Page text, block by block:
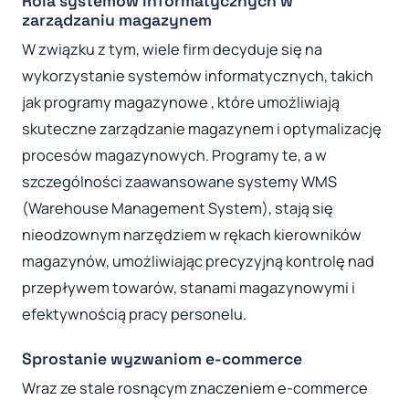
zarządzaniu magazynem
W związku z tym, wiele firm decyduje się na
wykorzystanie systemów informatycznych, takich
jak programy magazynowe , które umożliwiają
skuteczne zarządzanie magazynem i optymalizację
procesów magazynowych. Programy te, a w
szczególności zaawansowane systemy WMS
(Warehouse Management System), stają się
nieodzownym narzędziem w rękach kierowników
magazynów, umożliwiając precyzyjną kontrolę nad
przepływem towarów, stanami magazynowymi i
efektywnością pracy personelu.
Sprostanie wyzwaniom e-commerce
Wraz ze stale rosnącym znaczeniem e-commerce